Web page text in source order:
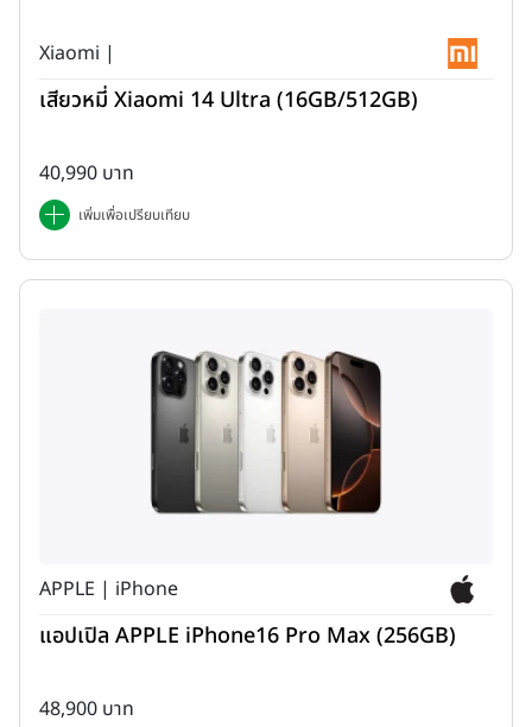
ราคาเปิดตัว :
รุ่น 4GB + 64GB ราคา 3,299 บาท
สถานะ
เปิดตัว :2 ม.ค. 2023 (อินเดีย)
วางจำหน่าย : 9 ม.ค. 2023
ราคาเปิดตัว :
รุ่น 8GB + 256GB ราคา 39,999 รูปีอินเดีย หรือประมาณ
16,700 บาท
เปิดตัว :
3 ม.ค. 2023(อินเดีย)
วางจำหน่าย :10 ม.ค. 2023
รุ่น 2GB + 32GB ราคา 6,499 รูปีอินเดีย หรือประมาณ
Xiaomi |
เสียวหมี่ Xiaomi 14 Ultra (16GB/512GB)
40,990 บาท
เพิ่มเพื่อเปรียบเทียบ
APPLE | iPhone
แอปเปิล APPLE iPhone16 Pro Max (256GB)
48,900 บาท